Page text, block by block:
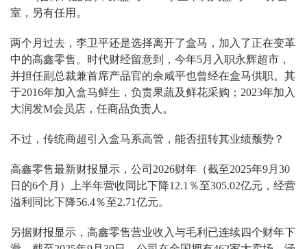
室，另有任用。
两个月过去，李卫平还是选择离开了盒马，加入了正在变革
中的高鑫零售。时代财经留意到，今年5月入职永辉超市，
并担任副总裁兼首席产品官的佘咸平也曾经在盒马供职。其
于2016年加入盒马鲜生，负责果蔬及鲜花采购；2023年加入
大润发M会员店，任商品负责人。
不过，传统商超引入盒马系高管，能否扭转其业绩颓势？
高鑫零售最新财报显示，公司2026财年（截至2025年9月30
日的6个月）上半年营收同比下降12.1％至305.02亿元，经营
溢利同比下降56.4％至2.71亿元。
另据财报显示，高鑫零售营业收入与毛利已连续四个财年下